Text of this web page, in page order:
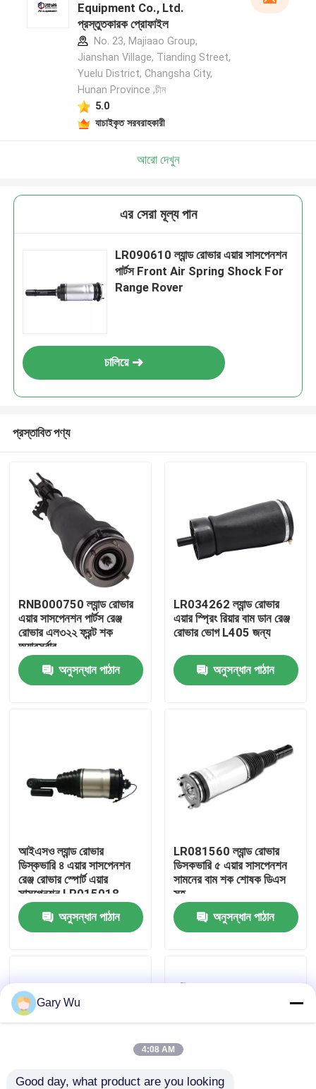
বাড়ি
কারখানা ভ্রমণ
মান নিয়ন্ত্রণ
খবর
গাড়ির এয়ার সাসপেনশন সিস্টেম
Equipment Co., Ltd.
প্রস্তুতকারক প্রোফাইল
No. 23, Majiaao Group,
Jianshan Village, Tianding Street,
Yuelu District, Changsha City,
Hunan Province ,চীন
5.0
যাচাইকৃত সরবরাহকারী
আরো দেখুন
এর সেরা মূল্য পান
LR090610 ল্যান্ড রোভার এয়ার সাসপেনশন
পার্টস Front Air Spring Shock For
Range Rover
চালিয়ে
প্রস্তাবিত পণ্য
RNB000750 ল্যান্ড রোভার
এয়ার সাসপেনশন পার্টস রেঞ্জ
রোভার এল৩২২ ফ্রন্ট শক
অ্যাবসর্বার
অনুসন্ধান পাঠান
LR034262 ল্যান্ড রোভার
এয়ার স্প্রিং রিয়ার বাম ডান রেঞ্জ
রোভার ভোগ L405 জন্য
অনুসন্ধান পাঠান
আইএসও ল্যান্ড রোভার
ডিস্কভারি ৪ এয়ার সাসপেনশন
রেঞ্জ রোভার স্পোর্ট এয়ার
সাসপেনশন LR015018
অনুসন্ধান পাঠান
LR081560 ল্যান্ড রোভার
ডিসকভারি ৫ এয়ার সাসপেনশন
সামনের বাম শক শোষক ডিএস
সহ
অনুসন্ধান পাঠান
Gary Wu
4:08 AM
Good day, what product are you looking